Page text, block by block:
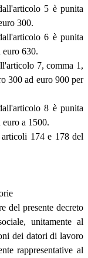
5 è punita
300.
6 è punita
euro 630.
7, comma 1,
300 ad euro 900 per
8 è punita
a 1500.
174 e 178 del
del presente decreto
unitamente al
dei datori di lavoro
rappresentative al